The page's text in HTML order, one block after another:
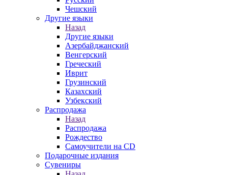
Чешский
Другие языки
Назад
Другие языки
Азербайджанский
Венгерский
Греческий
Иврит
Грузинский
Казахский
Узбекский
Распродажа
Назад
Распродажа
Рождество
Самоучители на CD
Подарочные издания
Сувениры